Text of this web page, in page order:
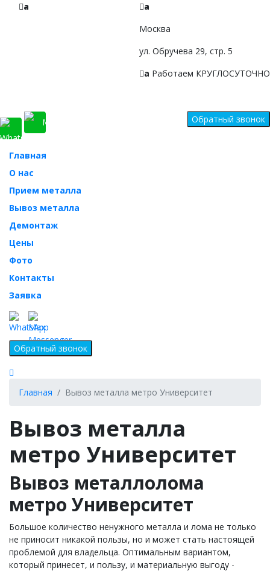
a
a
Москва
ул. Обручева 29, стр. 5
a Работаем КРУГЛОСУТОЧНО
Главная
О нас
Прием металла
Вывоз металла
Демонтаж
Цены
Фото
Контакты
Заявка
Главная Вывоз металла метро Университет
Вывоз металла
метро Университет
Вывоз металлолома
метро Университет
Большое количество ненужного металла и лома не только
не приносит никакой пользы, но и может стать настоящей
проблемой для владельца. Оптимальным вариантом,
который принесет, и пользу, и материальную выгоду -